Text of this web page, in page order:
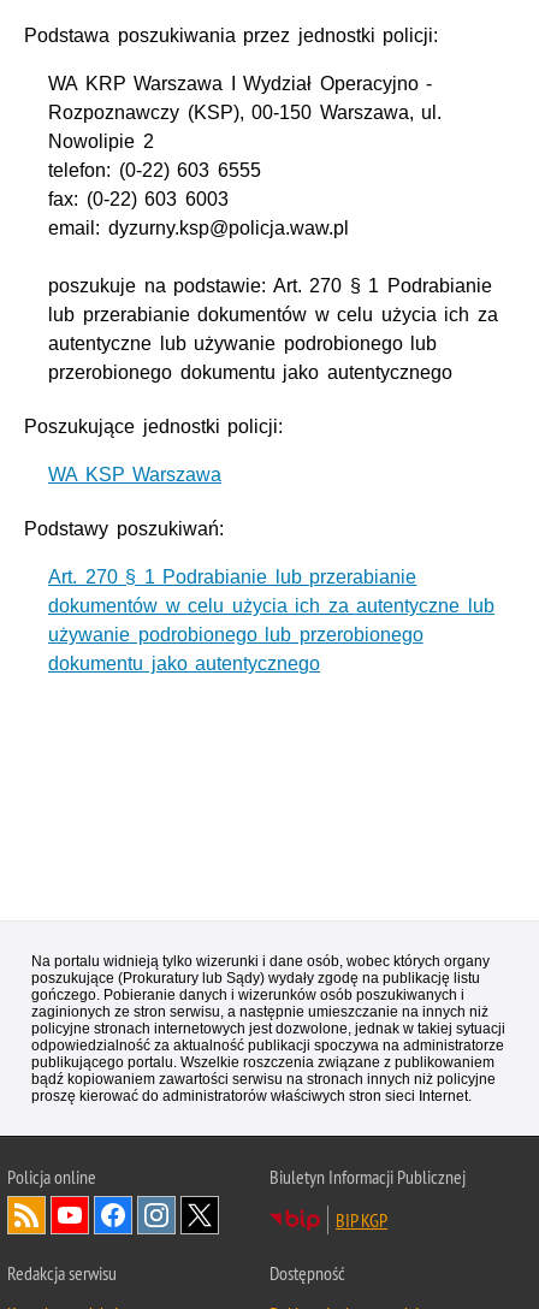
Podstawa poszukiwania przez jednostki policji:
WA KRP Warszawa I Wydział Operacyjno -
Rozpoznawczy (KSP), 00-150 Warszawa, ul.
Nowolipie 2
telefon: (0-22) 603 6555
fax: (0-22) 603 6003
email: dyzurny.ksp@policja.waw.pl
poszukuje na podstawie: Art. 270 § 1 Podrabianie
lub przerabianie dokumentów w celu użycia ich za
autentyczne lub używanie podrobionego lub
przerobionego dokumentu jako autentycznego
Poszukujące jednostki policji:
WA KSP Warszawa
Podstawy poszukiwań:
Art. 270 § 1 Podrabianie lub przerabianie
dokumentów w celu użycia ich za autentyczne lub
używanie podrobionego lub przerobionego
dokumentu jako autentycznego
Na portalu widnieją tylko wizerunki i dane osób, wobec których organy
poszukujące (Prokuratury lub Sądy) wydały zgodę na publikację listu
gończego. Pobieranie danych i wizerunków osób poszukiwanych i
zaginionych ze stron serwisu, a następnie umieszczanie na innych niż
policyjne stronach internetowych jest dozwolone, jednak w takiej sytuacji
odpowiedzialność za aktualność publikacji spoczywa na administratorze
publikującego portalu. Wszelkie roszczenia związane z publikowaniem
bądź kopiowaniem zawartości serwisu na stronach innych niż policyjne
proszę kierować do administratorów właściwych stron sieci Internet.
Policjaonline
Biuletyn Informacji Publicznej
BIP KGP
Redakcja serwisu
Dostępność